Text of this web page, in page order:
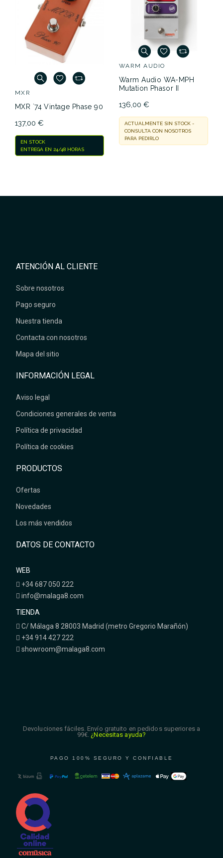
MXR
MXR `74 Vintage Phase 90
137,00 €
EN STOCK
ENTREGA EN 24/48 HORAS
WARM AUDIO
Warm Audio WA-MPH
Mutation Phasor II
136,00 €
ACTUALMENTE SIN STOCK -
CONSULTA CON NOSOTROS
PARA PEDIRLO
ATENCIÓN AL CLIENTE
Sobre nosotros
Pago seguro
Nuestra tienda
Contacta con nosotros
Mapa del sitio
INFORMACIÓN LEGAL
Aviso legal
Condiciones generales de venta
Política de privacidad
Política de cookies
PRODUCTOS
Ofertas
Novedades
Los más vendidos
DATOS DE CONTACTO
WEB
+34 687 050 222
info@malaga8.com
TIENDA
C/ Málaga 8 28003 Madrid (metro Gregorio Marañón)
+34 914 427 222
showroom@malaga8.com
Devoluciones fáciles. Envío gratuito en pedidos superiores a
99€. ¿Necesitas ayuda?
PAGO 100% SEGURO Y CONFIABLE